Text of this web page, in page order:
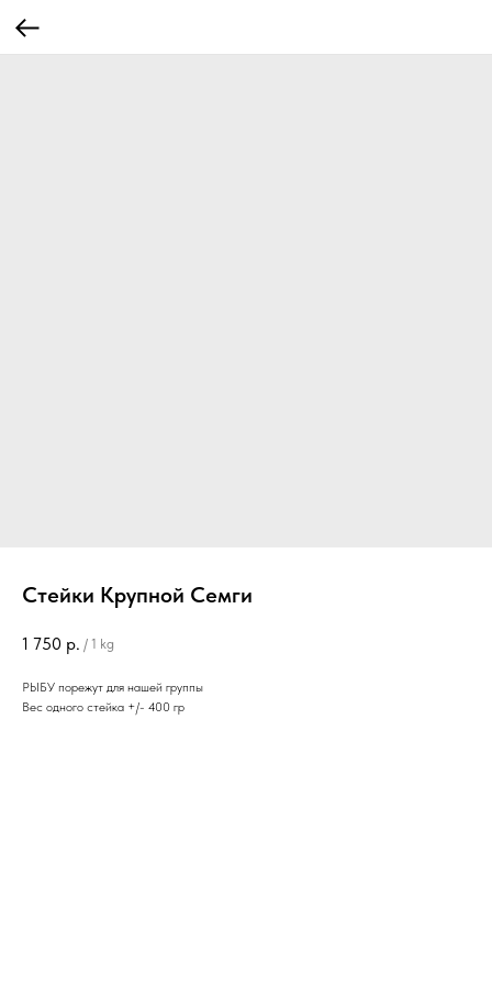
Стейки Крупной Семги
1 750 р. / 1 kg
РЫБУ порежут для нашей группы
Вес одного стейка +/- 400 гр